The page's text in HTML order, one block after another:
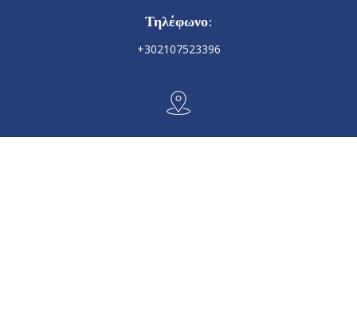
Τηλέφωνο:
+302107523396